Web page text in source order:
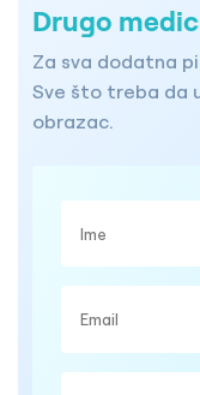
Drugo
Za sva dodatna
Sve što treba da
obrazac.